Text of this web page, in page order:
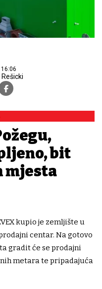
bit
mjesta
kupio je zemljište u
centar. Na gotovo
gradit će se prodajni
metara te pripadajuća